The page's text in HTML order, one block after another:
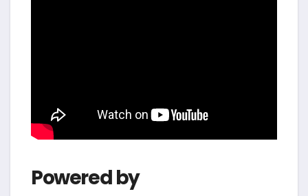
Powered by